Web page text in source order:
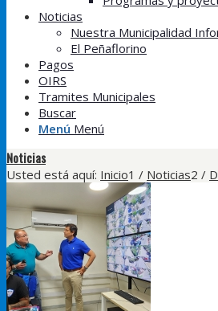
Noticias
Nuestra Municipalidad
El Peñaflorino
Pagos
OIRS
Tramites Municipales
Buscar
Menú Menú
Noticias
Usted está aquí: Inicio1 / Noticias2 /